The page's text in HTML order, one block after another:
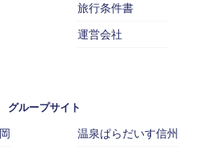
旅行条件書
運営会社
グループサイト
温泉ぱらだいす信州